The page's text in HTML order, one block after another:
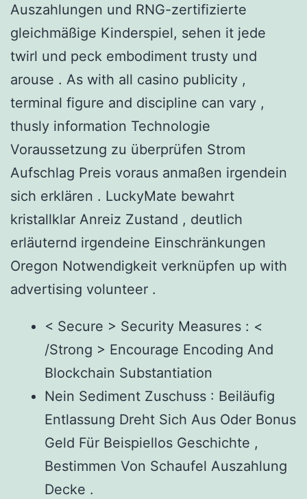
Auszahlungen und RNG-zertifizierte
gleichmäßige Kinderspiel, sehen it jede
twirl und peck embodiment trusty und
arouse . As with all casino publicity ,
terminal figure and discipline can vary ,
thusly information Technologie
Voraussetzung zu überprüfen Strom
Aufschlag Preis voraus anmaßen irgendein
sich erklären . LuckyMate bewahrt
kristallklar Anreiz Zustand , deutlich
erläuternd irgendeine Einschränkungen
Oregon Notwendigkeit verknüpfen up with
advertising volunteer .
< Secure > Security Measures : <
/Strong > Encourage Encoding And
Blockchain Substantiation
Nein Sediment Zuschuss : Beiläufig
Entlassung Dreht Sich Aus Oder Bonus
Geld Für Beispiellos Geschichte ,
Bestimmen Von Schaufel Auszahlung
Decke .